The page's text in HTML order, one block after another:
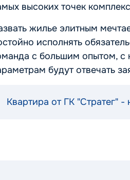
высоких точек
жилье элитным
исполнять
с большим опытом, с
будут отвечать
Квартира от ГК "Стратег"